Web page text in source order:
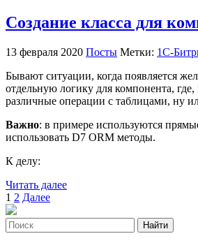
Создание класса для
13 февраля 2020 Посты Метки: 1С-
Бывают ситуации, когда появляется
отдельную логику для компонента,
различные операции с таблицами, ну
Важно: в примере используются
использовать D7 ORM методы.
К делу:
Читать далее
Пагинация
записей
1 2 Далее
Найти